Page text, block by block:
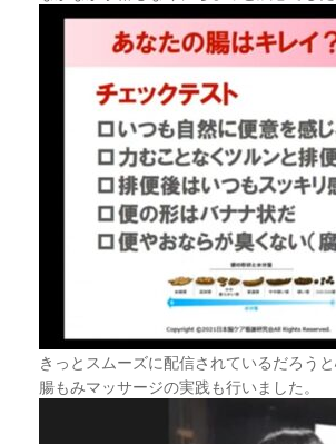
きっとスムーズに配信されているだろう
腸もみマッサージの実践も行いました。